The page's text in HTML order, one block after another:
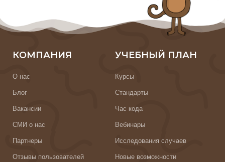
КОМПАНИЯ
О нас
Блог
Вакансии
СМИ о нас
Партнеры
Отзывы пользователей
УЧЕБНЫЙ ПЛАН
Курсы
Стандарты
Час кода
Вебинары
Исследования случаев
Новые возможности